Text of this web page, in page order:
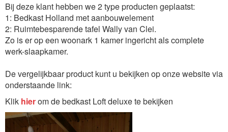
Bij deze klant hebben we 2 type producten geplaatst:
1: Bedkast Holland met aanbouwelement
2: Ruimtebesparende tafel Wally van Clei.
Zo is er op een woonark 1 kamer ingericht als complete
werk-slaapkamer.
De vergelijkbaar product kunt u bekijken op onze website via
onderstaande link:
Klik hierom de bedkast Loft deluxe te bekijken